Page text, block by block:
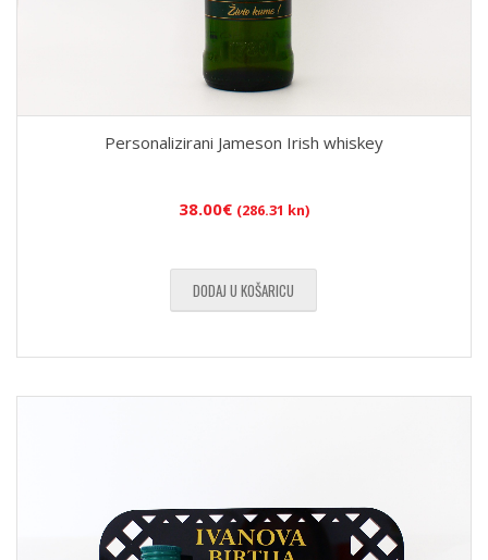
Personalizirani Jameson Irish whiskey
38.00€ (286.31 kn)
DODAJ U KOŠARICU